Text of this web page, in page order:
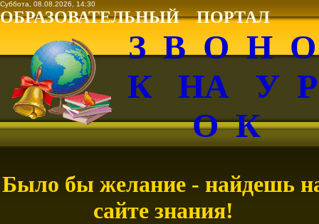
Суббота, 08.08.2026, 14:30
ОБРАЗОВАТЕЛЬНЫЙ ПОРТАЛ
З В О Н
К НА У
О К
Было бы желание - найдешь
сайте знания!